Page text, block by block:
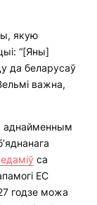
якую
“[Яны]
да беларусаў
важна,
аднайменным
са
ЕС
годзе можа